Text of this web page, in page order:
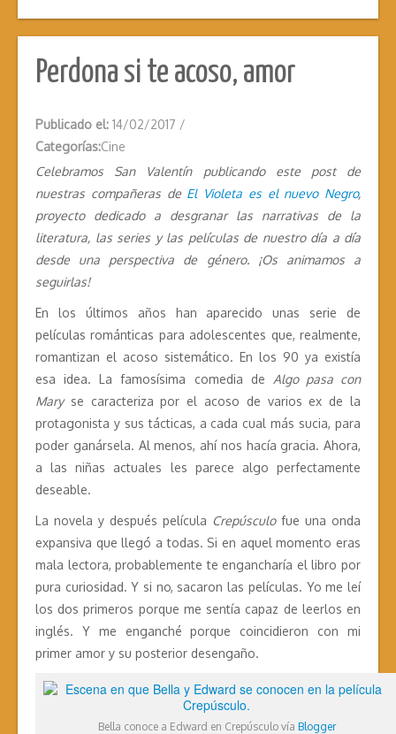
Perdona si te acoso, amor
Publicado el: 14/02/2017 /
Categorías:Cine
Celebramos San Valentín publicando este post de
nuestras compañeras de El Violeta es el nuevo Negro,
proyecto dedicado a desgranar las narrativas de la
literatura, las series y las películas de nuestro día a día
desde una perspectiva de género. ¡Os animamos a
seguirlas!
En los últimos años han aparecido unas serie de
películas románticas para adolescentes que, realmente,
romantizan el acoso sistemático. En los 90 ya existía
esa idea. La famosísima comedia de Algo pasa con
Maryse caracteriza por el acoso de varios ex de la
protagonista y sus tácticas, a cada cual más sucia, para
poder ganársela. Al menos, ahí nos hacía gracia. Ahora,
a las niñas actuales les parece algo perfectamente
deseable.
La novela y después película Crepúsculofue una onda
expansiva que llegó a todas. Si en aquel momento eras
mala lectora, probablemente te engancharía el libro por
pura curiosidad. Y si no, sacaron las películas. Yo me leí
los dos primeros porque me sentía capaz de leerlos en
inglés. Y me enganché porque coincidieron con mi
primer amor y su posterior desengaño.
Bella conoce a Edward en Crepúsculo vía Blogger